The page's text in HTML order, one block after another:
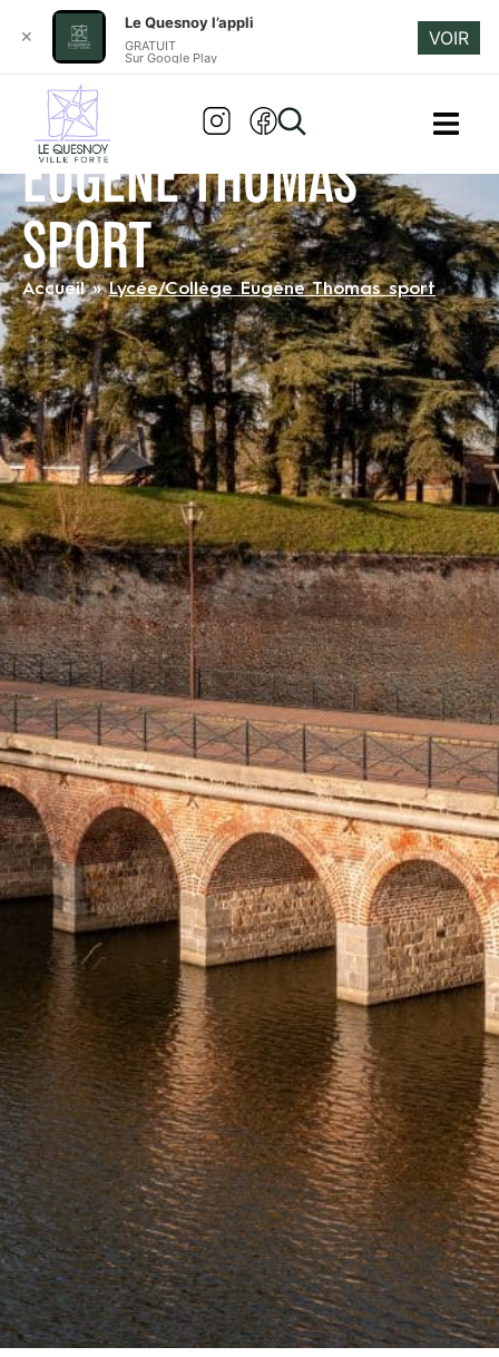
LYCÉE/COLLÈGE
EUGÈNE THOMAS
SPORT
Accueil»Lycée/Collège Eugène Thomas sport
✕
Le Quesnoy l’appli
GRATUIT
Sur Google Play
VOIR